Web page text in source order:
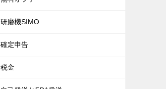
研磨機SIMO
確定申告
税金